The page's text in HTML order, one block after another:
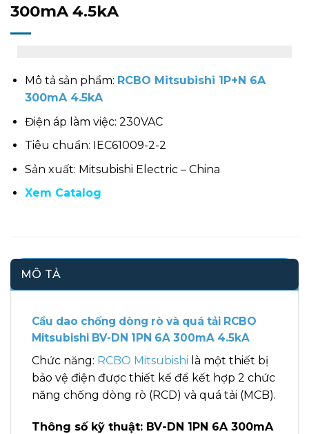
300mA 4.5kA
Mô tả sản phẩm: RCBO Mitsubishi 1P+N 6A
300mA 4.5kA
Điện áp làm việc: 230VAC
Tiêu chuẩn: IEC61009-2-2
Sản xuất: Mitsubishi Electric – China
Xem Catalog
MÔ TẢ
Cầu dao chống dòng rò và quá tải RCBO
Mitsubishi BV-DN 1PN 6A 300mA 4.5kA
Chức năng: RCBO Mitsubishi là một thiết bị
bảo vệ điện được thiết kế để kết hợp 2 chức
năng chống dòng rò (RCD) và quá tải (MCB).
Thông số kỹ thuật: BV-DN 1PN 6A 300mA